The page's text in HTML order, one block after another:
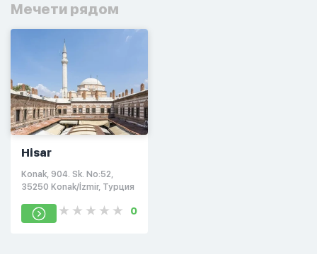
Мечети рядом
Hisar
Konak, 904. Sk. No:52,
35250 Konak/İzmir, Турция
0